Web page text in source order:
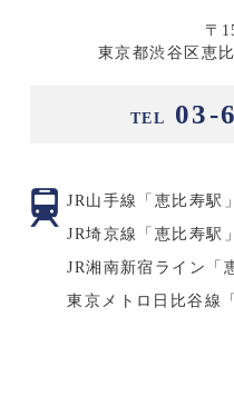
〒
東京都渋谷区恵
TEL 03-
JR山手線「恵比寿駅
JR埼京線「恵比寿駅」
JR湘南新宿ライン「
東京メトロ日比谷線